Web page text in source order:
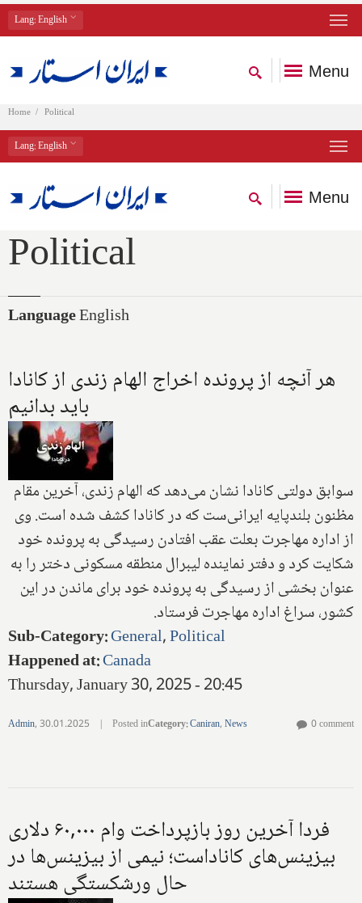
Lang: English
Menu
Home Political
Lang: English
Menu
Political
LanguageEnglish
هر آنچه از پرونده اخراج الهام زندی از کانادا
باید بدانیم
سوابق دولتی کانادا نشان می‌دهد که الهام زندی، آخرین مقام
مظنون بلندپایه ایرانی‌ست که در کانادا کشف شده است. وی
از اداره مهاجرت بعلت عقب افتادن رسیدگی به پرونده خود
شکایت کرد و دفتر نماینده لیبرال منطقه مسکونی دختر را به
عنوان بخشی از رسیدگی به پرونده خود برای ماندن در این
کشور، سراغ اداره مهاجرت فرستاد.
Sub-Category:General,Political
Happened at:Canada
Thursday, January 30, 2025 - 20:45
Admin,30.01.2025 | Posted inCategory:Caniran,News 0 comment
فردا آخرین روز بازپرداخت وام ۶۰,۰۰۰ دلاری
بیزینس‌های کاناداست؛ نیمی از بیزینس‌ها در
حال ورشکستگی هستند